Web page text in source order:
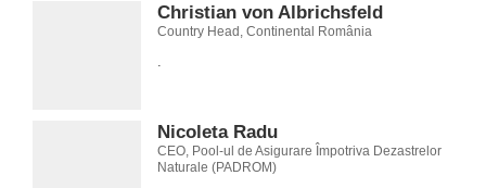
Christian von Albrichsfeld
Country Head, Continental România
.
Nicoleta Radu
CEO, Pool-ul de Asigurare Împotriva Dezastrelor
Naturale (PADROM)